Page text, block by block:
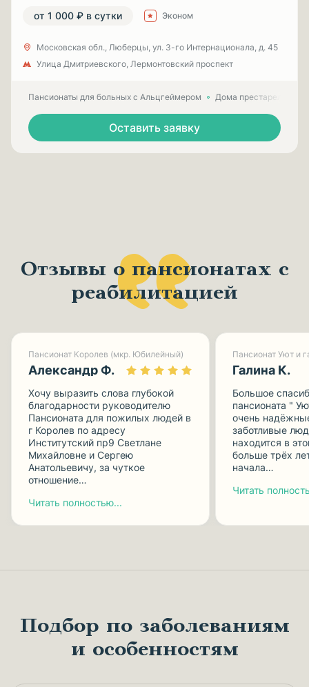
от 1 000 ₽ в сутки Эконом
Московская обл., Люберцы, ул. 3-гo Интернационала, д. 45
Улица Дмитриевского, Лермонтовский проспект
Пансионаты для больных с Альцгеймером Дома престарелых
Оставить заявку
Отзывы о пансионатах с
реабилитацией
Пансионат Королев (мкр. Юбилейный)
Александр Ф.
Хочу выразить слова глубокой
благодарности руководителю
Пансионата для пожилых людей в
г Королев по адресу
Институтский пр9 Светлане
Михайловне и Сергею
Анатольевичу, за чуткое
отношение…
Читать полностью...
Галина К.
Большое
пансионата "
очень
заботливые
находится в
больше трёх
начала…
Читать
Подбор по заболеваниям
и особенностям